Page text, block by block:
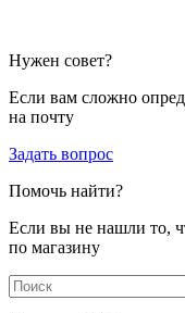
Нужен совет?
Если вам сложно
на почту
Задать вопрос
Помочь найти?
Если вы не нашли то,
по магазину